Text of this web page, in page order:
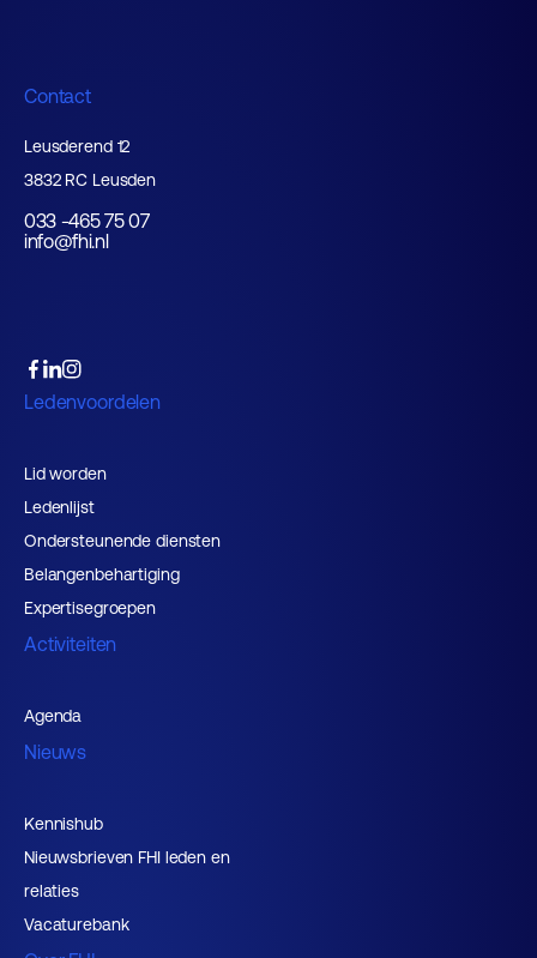
Contact
Leusderend 12
3832 RC Leusden
033 -465 75 07
info@fhi.nl
Ledenvoordelen
Lid worden
Ledenlijst
Ondersteunende diensten
Belangenbehartiging
Expertisegroepen
Activiteiten
Agenda
Nieuws
Kennishub
Nieuwsbrieven FHI leden en
relaties
Vacaturebank